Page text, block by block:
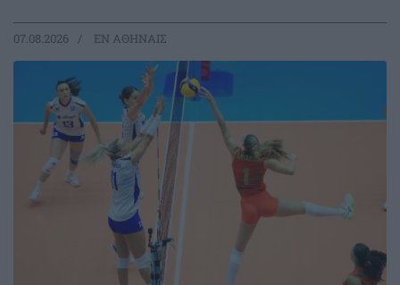
07.08.2026 EΝ ΑΘΗΝΑΙΣ